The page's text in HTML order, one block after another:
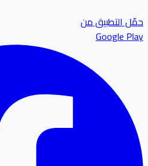
التطبيق من
Google